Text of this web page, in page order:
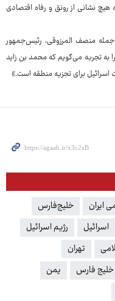
هیچ نشانی از رونق و رفاه اقتصادی
منصف المرزوقی، رئیس‌جمهور
به تجربه می‌گویم که محمد بن زاید
برای تجزیه منطقه است.»
ایران
خلیج‌فارس
اسرائیل
رژیم اسرائیل
تهران
خلیج فارس
یمن